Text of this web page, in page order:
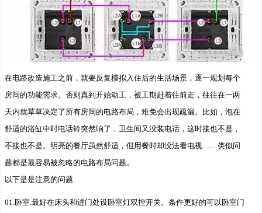
在电路改造施工之前，就要反复模拟入住后的生活场景，逐一规划每个
房间的功能需求。否则真到开始动工，被工期赶着往前走，往往在一两
天内就草草决定了所有房间的电路布局，难免会出现疏漏。比如，泡在
舒适的浴缸中时电话铃突然响了，卫生间又没装电话，这时接也不是，
不接也不是。明亮的餐厅虽然舒适，但用餐时却没法看电视……类似问
题都是最容易被忽略的电路布局问题。
以下是是注意的问题
01.卧室.最好在床头和进门处设卧室灯双控开关。条件更好的可以卧室门